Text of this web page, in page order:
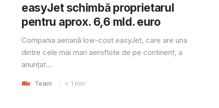
easyJet schimbă proprietarul
pentru aprox. 6,6 mld. euro
Compania aeriană low-cost easyJet, care are una
dintre cele mai mari aeroflote de pe continent, a
anunțat...
Team < 1 min